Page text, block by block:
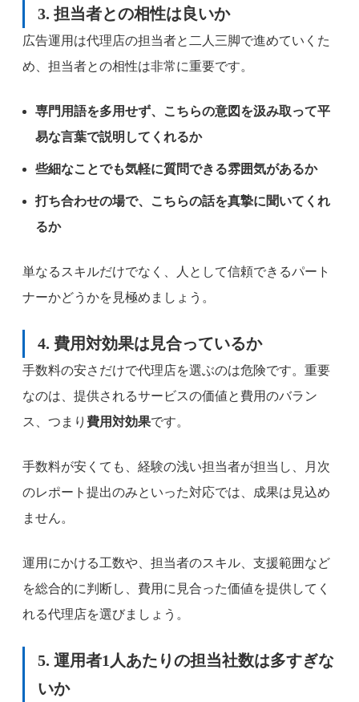
3. 担当者との相性は良いか
広告運用は代理店の担当者と二人三脚で進めていくた
め、担当者との相性は非常に重要です。
専門用語を多用せず、こちらの意図を汲み取って平
易な言葉で説明してくれるか
些細なことでも気軽に質問できる雰囲気があるか
打ち合わせの場で、こちらの話を真摯に聞いてくれ
るか
単なるスキルだけでなく、人として信頼できるパート
ナーかどうかを見極めましょう。
4. 費用対効果は見合っているか
手数料の安さだけで代理店を選ぶのは危険です。重要
なのは、提供されるサービスの価値と費用のバラン
ス、つまり 費用対効果です。
手数料が安くても、経験の浅い担当者が担当し、月次
のレポート提出のみといった対応では、成果は見込め
ません。
運用にかける工数や、担当者のスキル、支援範囲など
を総合的に判断し、費用に見合った価値を提供してく
れる代理店を選びましょう。
5. 運用者1人あたりの担当社数は多すぎな
いか